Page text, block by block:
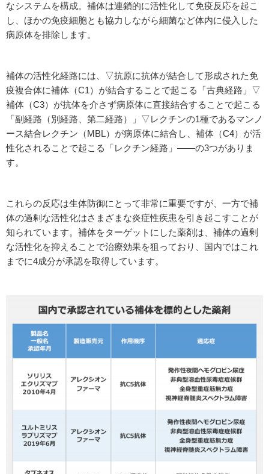
なシステムを構成。補体は連鎖的に活性化して免疫反応を起こ
し、ほかの免疫細胞とも協力しながら細菌など体内に侵入した
病原体を排除します。
補体の活性化経路には、▽抗原に抗体が結合して形成された免
疫複合体に補体（C1）が結合することで起こる「古典経路」▽
補体（C3）が抗体を介さず病原体に直接結合することで起こる
「副経路（別経路、第二経路）」▽レクチンの1種であるマンノ
ース結合レクチン（MBL）が病原体に結合し、補体（C4）が活
性化されることで起こる「レクチン経路」――の3つがありま
す。
これらの反応は生体防御にとって非常に重要ですが、一方で補
体の過剰な活性化はさまざまな炎症性疾患を引き起こすことが
知られています。補体をターゲットにした薬剤は、補体の過剰
な活性化を抑えることで治療効果を狙っており、国内ではこれ
までに4成分が承認を取得しています。